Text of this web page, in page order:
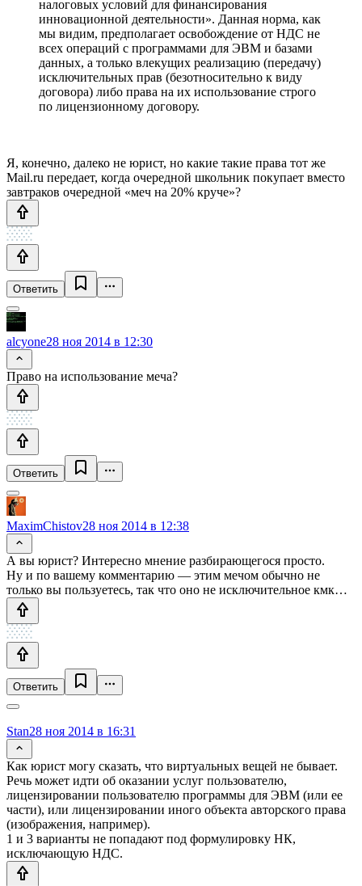
налоговых условий для финансирования
инновационной деятельности». Данная норма, как
мы видим, предполагает освобождение от НДС не
всех операций с программами для ЭВМ и базами
данных, а только влекущих реализацию (передачу)
исключительных прав (безотносительно к виду
договора) либо права на их использование строго
по лицензионному договору.
Я, конечно, далеко не юрист, но какие такие права тот же
Mail.ru передает, когда очередной школьник покупает вместо
завтраков очередной «меч на 20% круче»?
Ответить
alcyone28 ноя 2014 в 12:30
Право на использование меча?
Ответить
MaximChistov28 ноя 2014 в 12:38
А вы юрист? Интересно мнение разбирающегося просто.
Ну и по вашему комментарию — этим мечом обычно не
только вы пользуетесь, так что оно не исключительное кмк…
Ответить
Stan28 ноя 2014 в 16:31
Как юрист могу сказать, что виртуальных вещей не бывает.
Речь может идти об оказании услуг пользователю,
лицензировании пользователю программы для ЭВМ (или ее
части), или лицензировании иного объекта авторского права
(изображения, например).
1 и 3 варианты не попадают под формулировку НК,
исключающую НДС.